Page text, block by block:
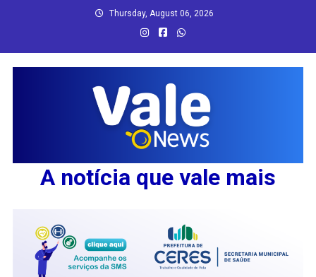
Thursday, August 06, 2026
A notícia que vale mais